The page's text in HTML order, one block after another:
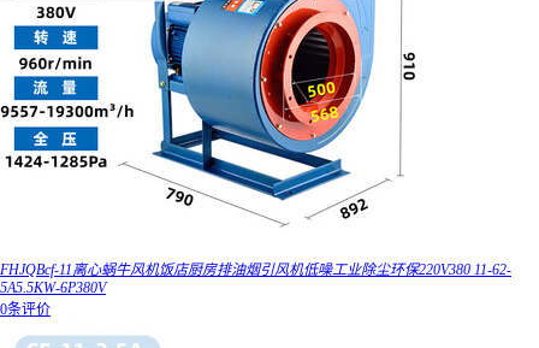
FHJQBcf-11离心蜗牛风机饭店厨房排油烟引风机低噪工业除尘环保220V380 11-62-
5A5.5KW-6P380V
0条评价